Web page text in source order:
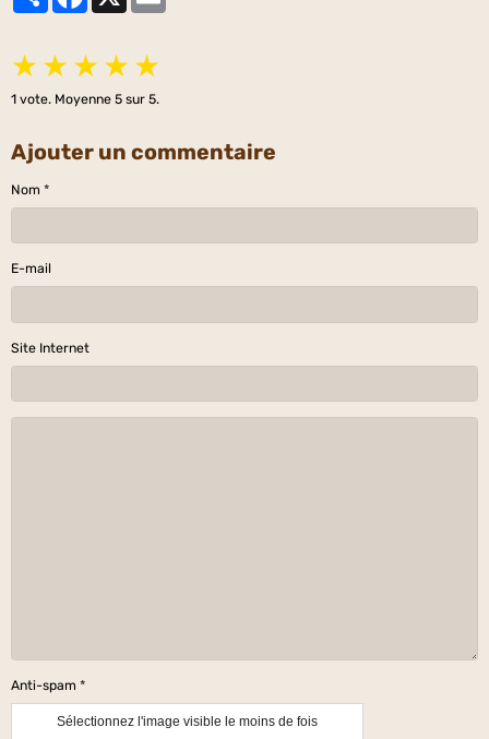
★ ★ ★ ★ ★
1 vote. Moyenne 5 sur 5.
Ajouter un commentaire
Nom
E-mail
Site Internet
Anti-spam
Sélectionnez l'image visible le moins de fois